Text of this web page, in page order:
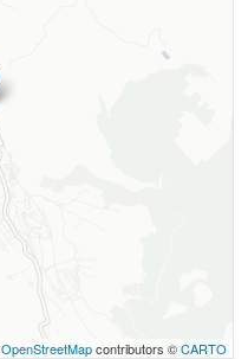
OpenStreetMapcontributors ©CARTO